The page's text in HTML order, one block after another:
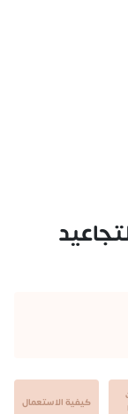
كيفية الاستعمال